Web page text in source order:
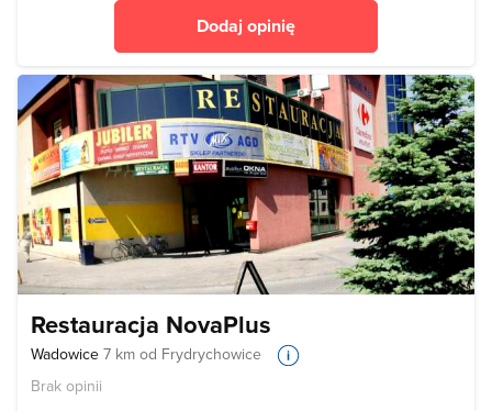
Dodaj opinię
Restauracja NovaPlus
Wadowice 7 km od Frydrychowice
Brak opinii